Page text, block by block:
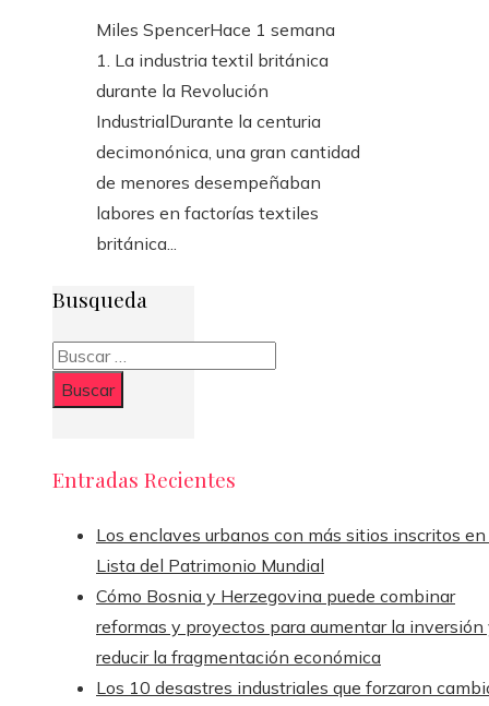
Miles SpencerHace 1 semana
1. La industria textil británica
durante la Revolución
IndustrialDurante la centuria
decimonónica, una gran cantidad
de menores desempeñaban
labores en factorías textiles
británica...
Busqueda
Buscar:
Entradas Recientes
Los enclaves urbanos con más sitios inscritos
Lista del Patrimonio Mundial
Cómo Bosnia y Herzegovina puede combinar
reformas y proyectos para aumentar la inversión
reducir la fragmentación económica
Los 10 desastres industriales que forzaron